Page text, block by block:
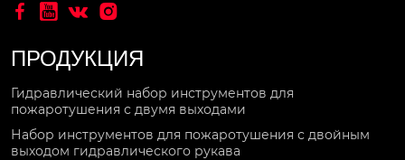
   
ПРОДУКЦИЯ
Гидравлический набор инструментов для
пожаротушения с двумя выходами
Набор инструментов для пожаротушения с двойным
выходом гидравлического рукава